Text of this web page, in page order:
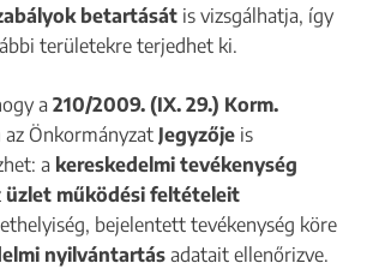
betartását is vizsgálhatja, így
területekre terjedhet ki.
a 210/2009. (IX. 29.) Korm.
az Önkormányzat Jegyzője is
a kereskedelmi tevékenység
üzlet működési feltételeit
bejelentett tevékenység köre
nyilvántartásadatait ellenőrizve.